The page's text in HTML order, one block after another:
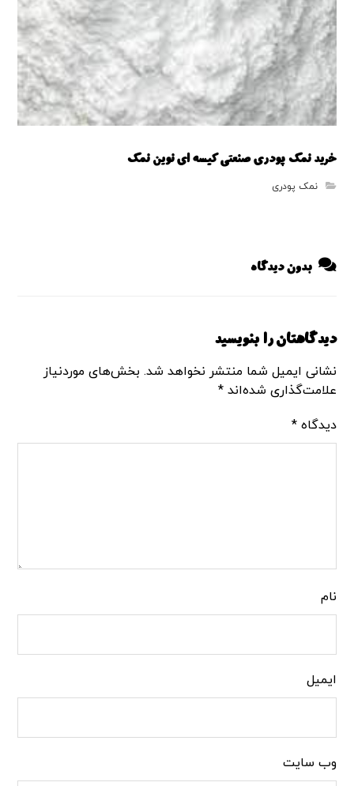
خرید نمک پودری صنعتی کیسه ای نوین نمک
نمک پودری
بدون دیدگاه
دیدگاهتان را بنویسید
نشانی ایمیل شما منتشر نخواهد شد. بخش‌های موردنیاز
علامت‌گذاری شده‌اند*
دیدگاه*
نام
ایمیل
وب‌ سایت